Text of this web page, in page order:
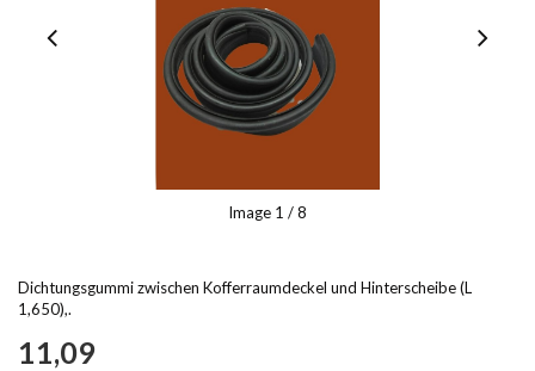
Image 1 / 8
Dichtungsgummi zwischen Kofferraumdeckel und Hinterscheibe (L
1,650),.
11,09